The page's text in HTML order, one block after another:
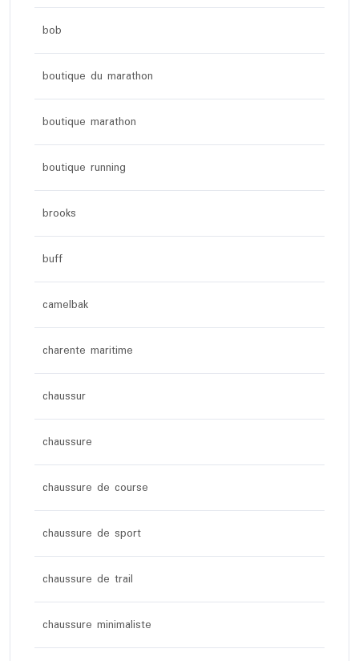
bob
boutique du marathon
boutique marathon
boutique running
brooks
buff
camelbak
charente maritime
chaussur
chaussure
chaussure de course
chaussure de sport
chaussure de trail
chaussure minimaliste